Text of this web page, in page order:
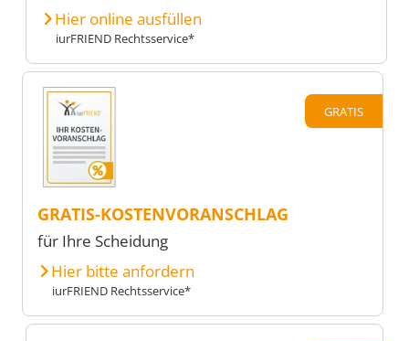
Hier online ausfüllen
iurFRIEND Rechtsservice*
GRATIS
GRATIS-KOSTENVORANSCHLAG
für Ihre Scheidung
Hier bitte anfordern
iurFRIEND Rechtsservice*